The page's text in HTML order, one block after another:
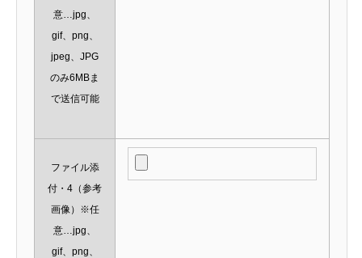
意…jpg、
gif、png、
jpeg、JPG
のみ6MBま
で送信可能
ファイル添
付・4（参考
画像）※任
意…jpg、
gif、png、